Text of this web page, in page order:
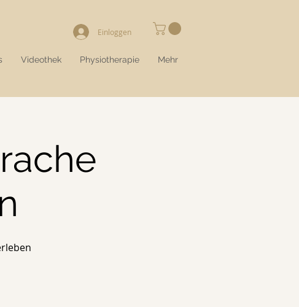
Videothek Physiotherapie Mehr
Einloggen